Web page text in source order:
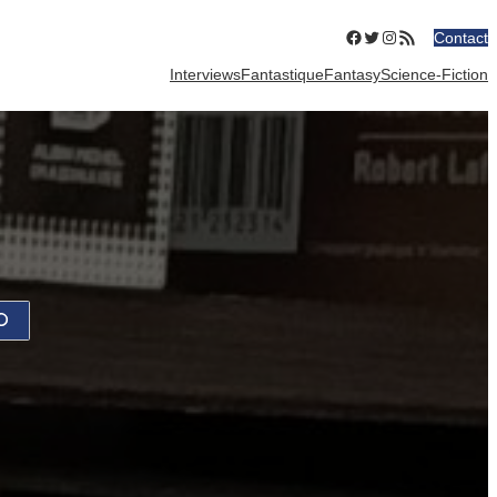
Facebook
Twitter
Instagram
Flux RSSContact
InterviewsFantastiqueFantasyScience-Fiction